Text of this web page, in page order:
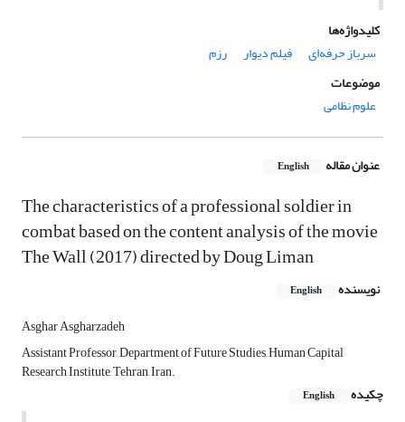
کلیدواژه‌ها
سرباز حرفه‌ای
فیلم دیوار
رزم
موضوعات
علوم نظامی
عنوان مقاله English
The characteristics of a professional soldier in
combat based on the content analysis of the movie
The Wall (2017) directed by Doug Liman
نویسنده English
Asghar Asgharzadeh
Assistant Professor, Department of Future Studies, Human Capital
Research Institute, Tehran, Iran.
چکیده
English